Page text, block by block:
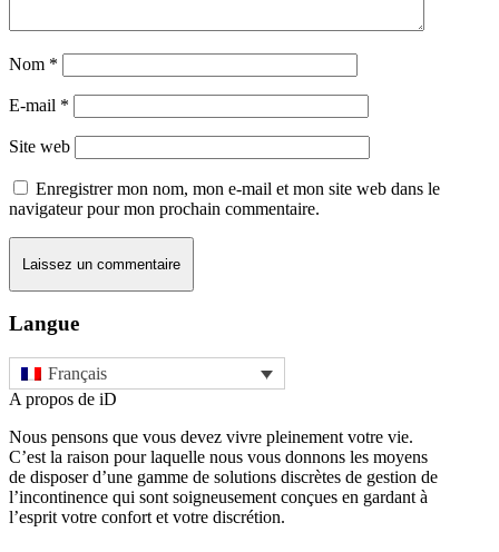
Nom *
E-mail *
Site web
Enregistrer mon nom, mon e-mail et mon site web dans le
navigateur pour mon prochain commentaire.
Langue
Français
A propos de iD
Nous pensons que vous devez vivre pleinement votre vie.
C’est la raison pour laquelle nous vous donnons les moyens
de disposer d’une gamme de solutions discrètes de gestion de
l’incontinence qui sont soigneusement conçues en gardant à
l’esprit votre confort et votre discrétion.